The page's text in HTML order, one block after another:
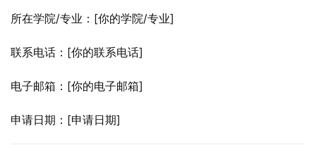
所在学院/专业：[你的学院/专业]
联系电话：[你的联系电话]
电子邮箱：[你的电子邮箱]
申请日期：[申请日期]